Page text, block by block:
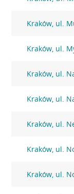
Kraków, ul.
Kraków, ul.
Kraków, ul.
Kraków, ul.
Kraków, ul.
Kraków, ul.
Kraków, ul.